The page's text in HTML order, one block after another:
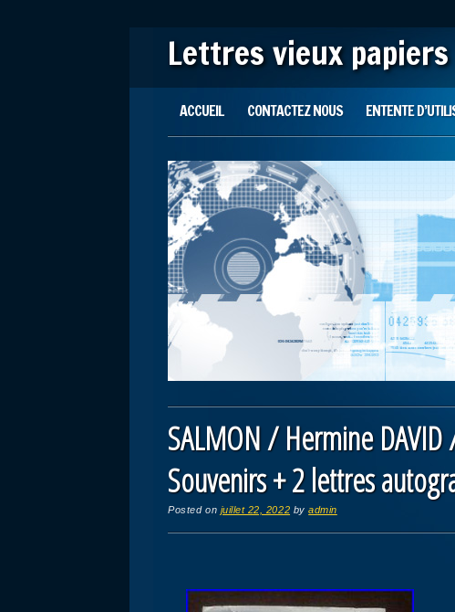
Lettres vieux papiers
Main menu
ACCUEIL CONTACTEZ NOUS ENTENTE
SALMON / Hermine DAVID
Souvenirs + 2 lettres
Posted on juillet 22, 2022 byadmin